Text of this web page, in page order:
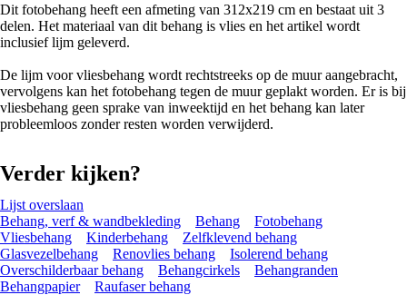
Dit fotobehang heeft een afmeting van 312x219 cm en bestaat uit 3
delen. Het materiaal van dit behang is vlies en het artikel wordt
inclusief lijm geleverd.
De lijm voor vliesbehang wordt rechtstreeks op de muur aangebracht,
vervolgens kan het fotobehang tegen de muur geplakt worden. Er is bij
vliesbehang geen sprake van inweektijd en het behang kan later
probleemloos zonder resten worden verwijderd.
Verder kijken?
Lijst overslaan
Behang, verf & wandbekleding
Behang
Fotobehang
Vliesbehang
Kinderbehang
Zelfklevend behang
Glasvezelbehang
Renovlies behang
Isolerend behang
Overschilderbaar behang
Behangcirkels
Behangranden
Behangpapier
Raufaser behang